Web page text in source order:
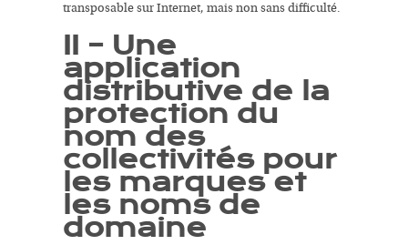
transposable sur Internet, mais non sans difficulté.
II – Une
application
distributive de la
protection du
nom des
collectivités pour
les marques et
les noms de
domaine